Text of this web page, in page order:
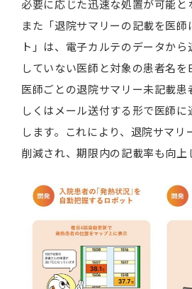
必要に応じた迅速な処置が可能と
また「退院サマリーの記載を医師
ト」は、電子カルテのデータか
していない医師と対象の患者名を
医師ごとの退院サマリー未記載患
しくはメール送付する形で医師
します。これにより、退院サマリ
削減され、期限内の記載率も向上